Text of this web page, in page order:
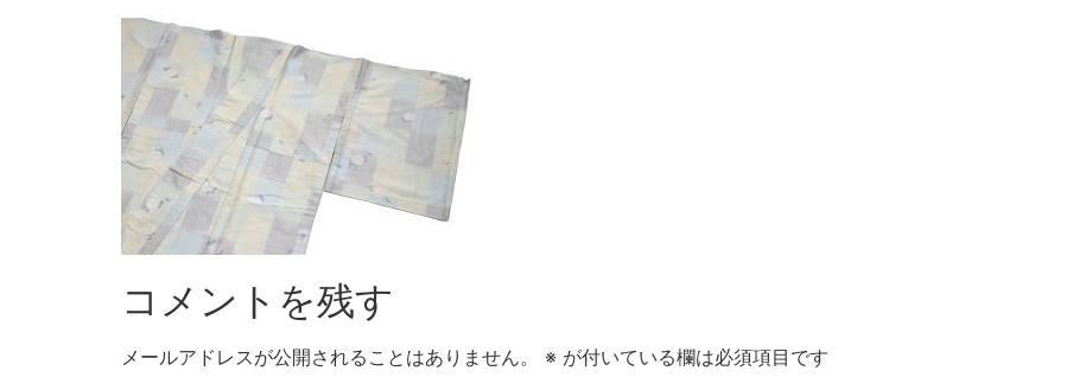
コメントを残す
メールアドレスが公開されることはありません。 ※ が付いている欄は必須項目です